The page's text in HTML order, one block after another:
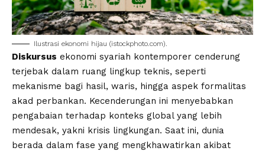
Ilustrasi ekonomi hijau (istockphoto.com).
Diskursus ekonomi syariah kontemporer cenderung
terjebak dalam ruang lingkup teknis, seperti
mekanisme bagi hasil, waris, hingga aspek formalitas
akad perbankan. Kecenderungan ini menyebabkan
pengabaian terhadap konteks global yang lebih
mendesak, yakni krisis lingkungan. Saat ini, dunia
berada dalam fase yang mengkhawatirkan akibat